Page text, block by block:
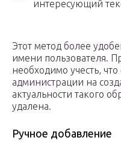
интересующий
Этот метод более
имени пользователя.
необходимо учесть,
администрации на
актуальности такого
удалена.
Ручное добавление